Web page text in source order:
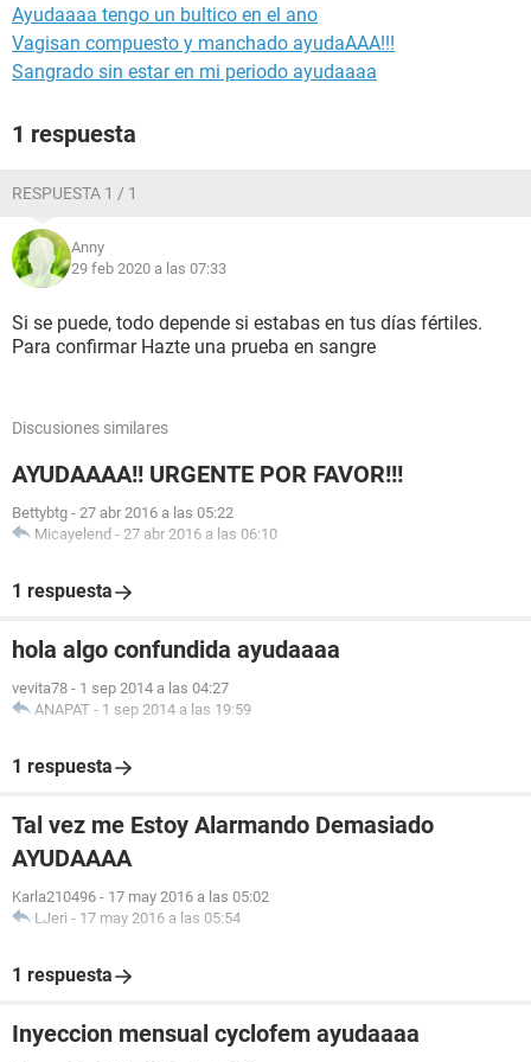
Ayudaaaa tengo un bultico en el ano
Vagisan compuesto y manchado ayudaAAA!!!
Sangrado sin estar en mi periodo ayudaaaa
1 respuesta
RESPUESTA 1 / 1
Anny
29 feb 2020 a las 07:33
Si se puede, todo depende si estabas en tus días fértiles.
Para confirmar Hazte una prueba en sangre
Discusiones similares
AYUDAAAA!! URGENTE POR FAVOR!!!
Bettybtg - 27 abr 2016 a las 05:22
Micayelend - 27 abr 2016 a las 06:10
1 respuesta
hola algo confundida ayudaaaa
vevita78 - 1 sep 2014 a las 04:27
ANAPAT - 1 sep 2014 a las 19:59
1 respuesta
Tal vez me Estoy Alarmando Demasiado
AYUDAAAA
Karla210496 - 17 may 2016 a las 05:02
LJeri - 17 may 2016 a las 05:54
1 respuesta
Inyeccion mensual cyclofem ayudaaaa